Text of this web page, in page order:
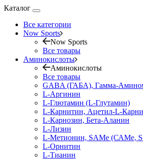
Каталог
Все категории
Now Sports
Now Sports
Все товары
Аминокислоты
Аминокислоты
Все товары
GABA (ГАБА), Гамма-
L-Аргинин
L-Глютамин (L-Глутамин)
L-Карнитин, Ацетил-L-
L-Карнозин, Бета-Аланин
L-Лизин
L-Метионин, SAMe (САМе,
L-Орнитин
L-Тианин